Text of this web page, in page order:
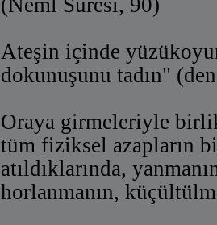
Ateşin içinde
dokunuşunu tadın"
Oraya girmeleriyle
tüm fiziksel azapların
atıldıklarında,
horlanmanın,